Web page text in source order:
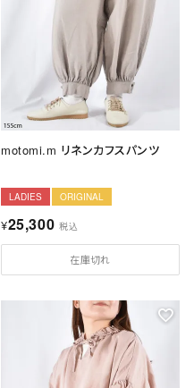
motomi.m リネンカフスパンツ
LADIES ORIGINAL
¥25,300 税込
在庫切れ